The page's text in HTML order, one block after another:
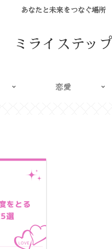
あなたと未来をつなぐ場所
ミライステップ
恋愛